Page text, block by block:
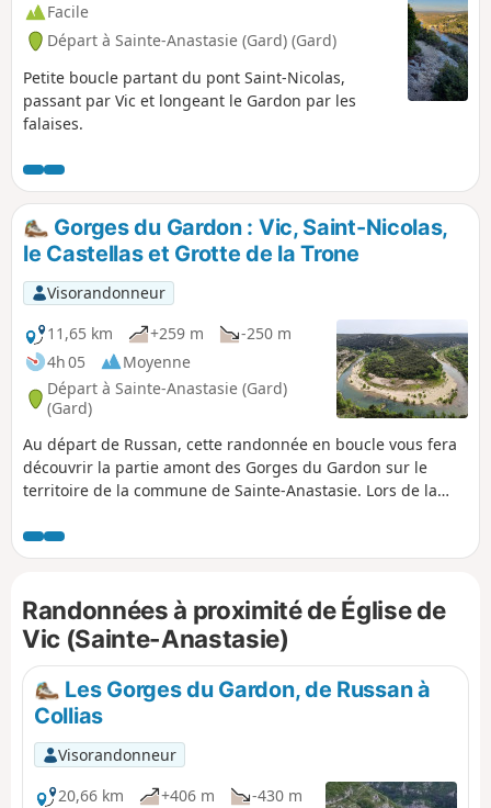
Facile
Départ à Sainte-Anastasie (Gard) (Gard)
Petite boucle partant du pont Saint-Nicolas,
passant par Vic et longeant le Gardon par les
falaises.
Gorges du Gardon : Vic, Saint-Nicolas,
le Castellas et Grotte de la Trone
Visorandonneur
11,65 km
+259 m
-250 m
4h 05
Moyenne
Départ à Sainte-Anastasie (Gard)
(Gard)
Au départ de Russan, cette randonnée en boucle vous fera
découvrir la partie amont des Gorges du Gardon sur le
territoire de la commune de Sainte-Anastasie. Lors de la
charmant village de Vic puis descendrez jusqu'à Saint-
Nicolas à proximité du prieuré et du pont éponymes.
le Gardon par un sentier tantôt escarpé avec de petits
lapiaz. Enfin, une jolie piste vous mènera jusqu'au Castellas
où le belvédère sur un méandre du Gardon en forme de fer
à cheval est époustouflant. En rentrant vers le parking, vous
aurez l'occasion de découvrir la surprenante Grotte de la
Trone.
Randonnées à proximité de Église de
Vic (Sainte-Anastasie)
Les Gorges du Gardon, de Russan à
Collias
Visorandonneur
20,66 km
+406 m
-430 m